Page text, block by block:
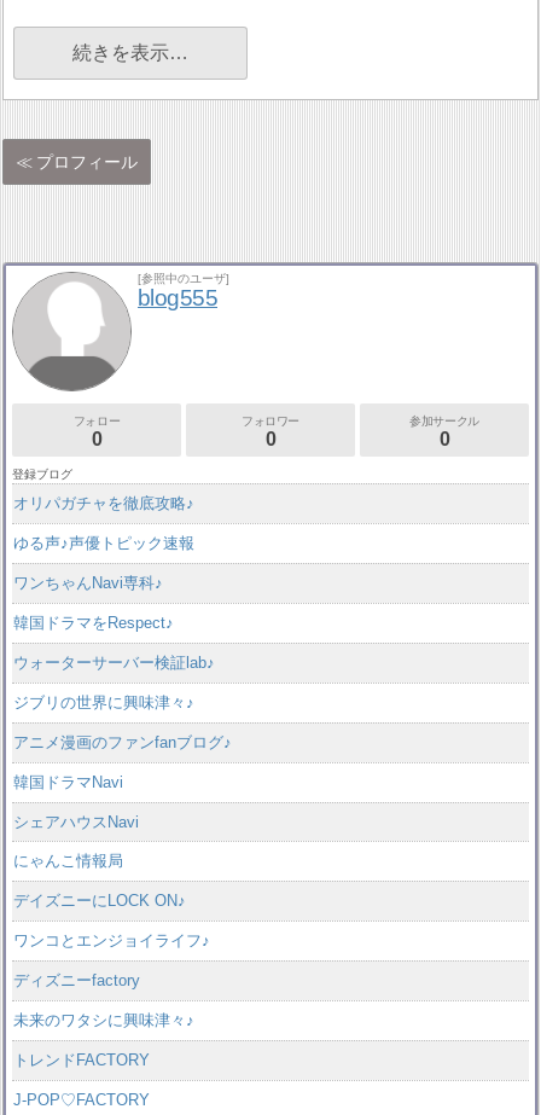
続きを表示…
プロフィール
[参照中のユーザ]
blog555
フォロー
0
フォロワー
0
参加サークル
0
登録ブログ
オリパガチャを徹底攻略♪
ゆる声♪声優トピック速報
ワンちゃんNavi専科♪
韓国ドラマをRespect♪
ウォーターサーバー検証lab♪
ジブリの世界に興味津々♪
アニメ漫画のファンfanブログ♪
韓国ドラマNavi
シェアハウスNavi
にゃんこ情報局
デイズニーにLOCK ON♪
ワンコとエンジョイライフ♪
ディズニーfactory
未来のワタシに興味津々♪
トレンドFACTORY
J-POP♡FACTORY